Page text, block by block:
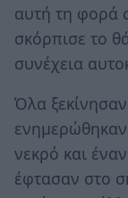
αυτή τη φορά
σκόρπισε το
συνέχεια
Όλα ξεκίνησαν
νεκρό και
έφτασαν στο